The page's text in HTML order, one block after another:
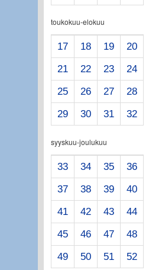
toukokuu-elokuu
17 18 19
20
21
22 23
24
25
26 27
28
29
30 31 32
syyskuu-joulukuu
33 34 35
36
37
38 39
40
41
42 43
44
45
46 47
48
49
50 51 52